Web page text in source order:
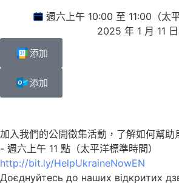
週六上午 10:00 至 11:00（太
2025 年 1 月 11 日
添加
添加
加入我們的公開徵集活動，了解如何幫助
- 週六上午 11 點（太平洋標準時間）
http://bit.ly/HelpUkraineNowEN
Доєднуйтесь до наших відкритих